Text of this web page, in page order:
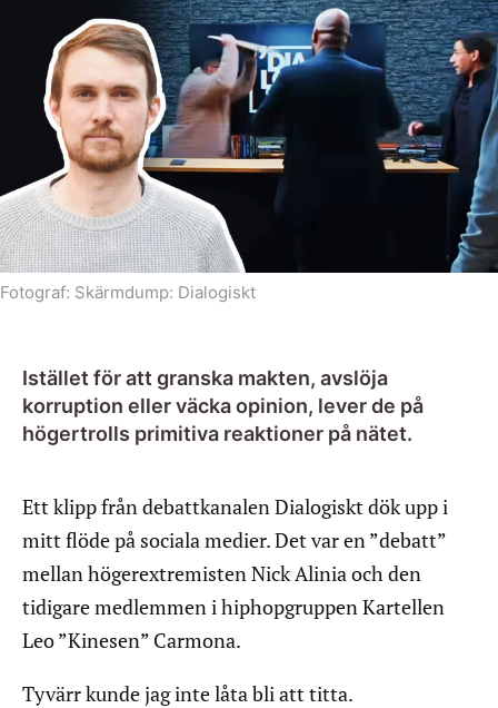
Fotograf: Skärmdump: Dialogiskt
Istället för att granska makten, avslöja
korruption eller väcka opinion, lever de på
högertrolls primitiva reaktioner på nätet.
Ett klipp från debattkanalen Dialogiskt dök upp i
mitt flöde på sociala medier. Det var en ”debatt”
mellan högerextremisten Nick Alinia och den
tidigare medlemmen i hiphopgruppen Kartellen
Leo ”Kinesen” Carmona.
Tyvärr kunde jag inte låta bli att titta.